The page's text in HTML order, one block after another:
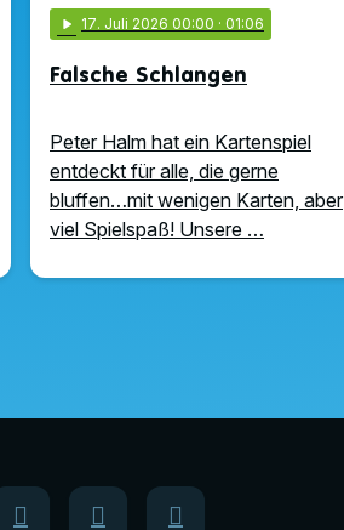
play_arrow 17. Juli 2026 00:00 · 01:06
Falsche Schlangen
Peter Halm hat ein Kartenspiel
entdeckt für alle, die gerne
bluffen…mit wenigen Karten, aber
viel Spielspaß! Unsere …